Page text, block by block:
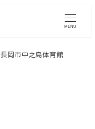
MENU
長岡市中之島体育館